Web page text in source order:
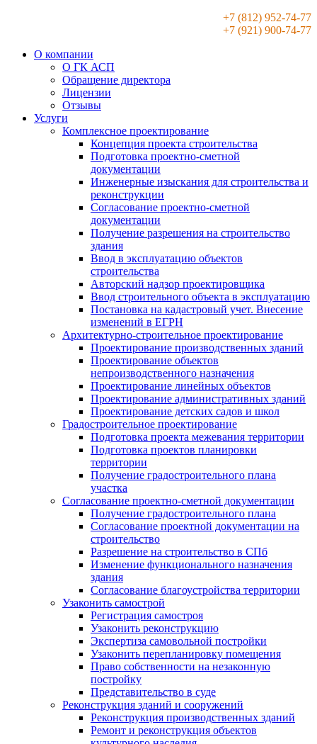
+7 (812) 952-74-77
+7 (921) 900-74-77
О компании
О ГК АСП
Обращение директора
Лицензии
Отзывы
Услуги
Комплексное проектирование
Концепция проекта строительства
Подготовка проектно-сметной
документации
Инженерные изыскания для строительства и
реконструкции
Согласование проектно-сметной
документации
Получение разрешения на строительство
здания
Ввод в эксплуатацию объектов
строительства
Авторский надзор проектировщика
Ввод строительного объекта в эксплуатацию
Постановка на кадастровый учет. Внесение
изменений в ЕГРН
Архитектурно-строительное проектирование
Проектирование производственных зданий
Проектирование объектов
непроизводственного назначения
Проектирование линейных объектов
Проектирование административных зданий
Проектирование детских садов и школ
Градостроительное проектирование
Подготовка проекта межевания территории
Подготовка проектов планировки
территории
Получение градостроительного плана
участка
Согласование проектно-сметной документации
Получение градостроительного плана
Согласование проектной документации на
строительство
Разрешение на строительство в СПб
Изменение функционального назначения
здания
Согласование благоустройства территории
Узаконить самострой
Регистрация самостроя
Узаконить реконструкцию
Экспертиза самовольной постройки
Узаконить перепланировку помещения
Право собственности на незаконную
постройку
Представительство в суде
Реконструкция зданий и сооружений
Реконструкция производственных зданий
Ремонт и реконструкция объектов